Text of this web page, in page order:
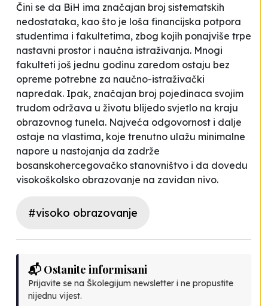
Čini se da BiH ima značajan broj sistematskih
nedostataka, kao što je loša financijska potpora
studentima i fakultetima, zbog kojih ponajviše trpe
nastavni prostor i naučna istraživanja. Mnogi
fakulteti još jednu godinu zaredom ostaju bez
opreme potrebne za naučno-istraživački
napredak. Ipak, značajan broj pojedinaca svojim
trudom održava u životu blijedo svjetlo na kraju
obrazovnog tunela. Najveća odgovornost i dalje
ostaje na vlastima, koje trenutno ulažu minimalne
napore u nastojanja da zadrže
bosanskohercegovačko stanovništvo i da dovedu
visokoškolsko obrazovanje na zavidan nivo.
#visoko obrazovanje
📬 Ostanite informisani
Prijavite se na Školegijum newsletter i ne propustite
nijednu vijest.